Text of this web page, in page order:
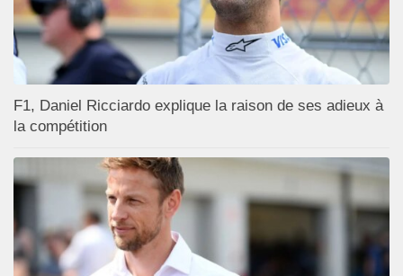
F1, Daniel Ricciardo explique la raison de ses adieux à
la compétition